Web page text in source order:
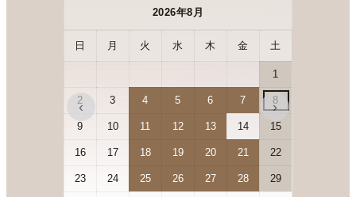
‹
2026年8月
日 月 火 水 木 金 土
1
2 3 4 5 6 7 8
9 10 11 12 13 14 15
16 17 18 19 20 21 22
23 24 25 26 27 28 29
›